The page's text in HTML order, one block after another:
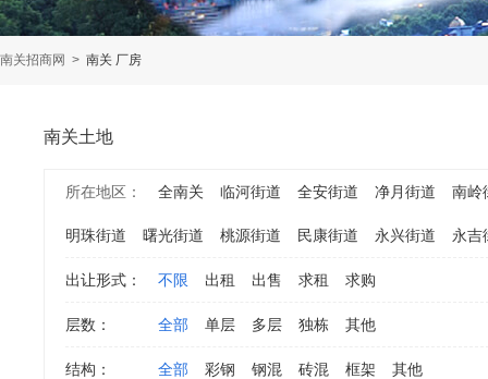
南关招商网 > 南关 厂房
南关土地
所在地区： 全南关 临河街道 全安街道 净月街道 南岭
明珠街道 曙光街道 桃源街道 民康街道 永兴街道 永吉
出让形式： 不限 出租 出售 求租 求购
层数： 全部 单层 多层 独栋 其他
结构： 全部 彩钢 钢混 砖混 框架 其他